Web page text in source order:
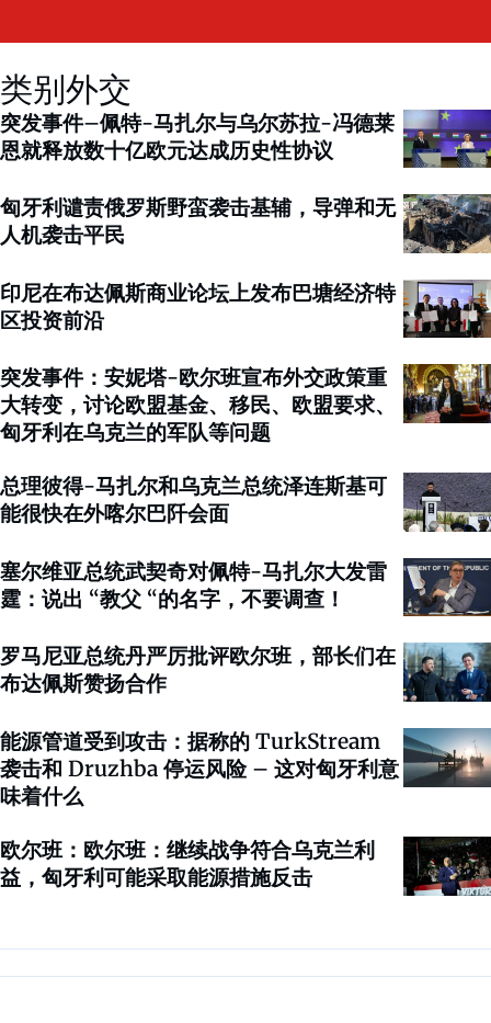
类别外交
突发事件–佩特-马扎尔与乌尔苏拉-冯德莱
恩就释放数十亿欧元达成历史性协议
匈牙利谴责俄罗斯野蛮袭击基辅，导弹和无
人机袭击平民
印尼在布达佩斯商业论坛上发布巴塘经济特
区投资前沿
突发事件：安妮塔-欧尔班宣布外交政策重
大转变，讨论欧盟基金、移民、欧盟要求、
匈牙利在乌克兰的军队等问题
总理彼得-马扎尔和乌克兰总统泽连斯基可
能很快在外喀尔巴阡会面
塞尔维亚总统武契奇对佩特-马扎尔大发雷
霆：说出 “教父 “的名字，不要调查！
罗马尼亚总统丹严厉批评欧尔班，部长们在
布达佩斯赞扬合作
能源管道受到攻击：据称的 TurkStream
袭击和 Druzhba 停运风险 – 这对匈牙利意
味着什么
欧尔班：欧尔班：继续战争符合乌克兰利
益，匈牙利可能采取能源措施反击